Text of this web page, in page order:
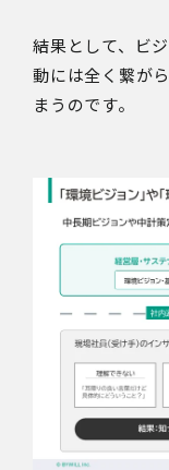
結果として、ビ
動には全く繋が
まうのです。